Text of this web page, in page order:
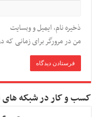
ذخیره نام، ایمیل و وبسایت
من در مرورگر برای زمانی که
کسب و کار در شبکه های